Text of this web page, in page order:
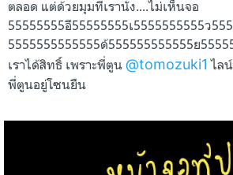
ตลอด แต่ด้วยมุมที่เรานั่ง....ไม่เห็นจอ
55555555อี55555555เ5555555555ว
5555555555555ด้555555555555ย
เราได้สิทธิ์ เพราะพี่ตูน @tomozuki1 ไล
พี่ตูนอยู่โซนยืน